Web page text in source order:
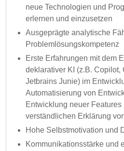
neue Technologien und
erlernen und einzusetzen
Ausgeprägte analytische
Problemlösungskompetenz
Erste Erfahrungen mit dem
deklarativer KI (z.B. Copilot,
Jetbrains Junie) im
Automatisierung von
Entwicklung neuer Features
verständlichen Erklärung
Hohe Selbstmotivation und
Kommunikationsstärke und